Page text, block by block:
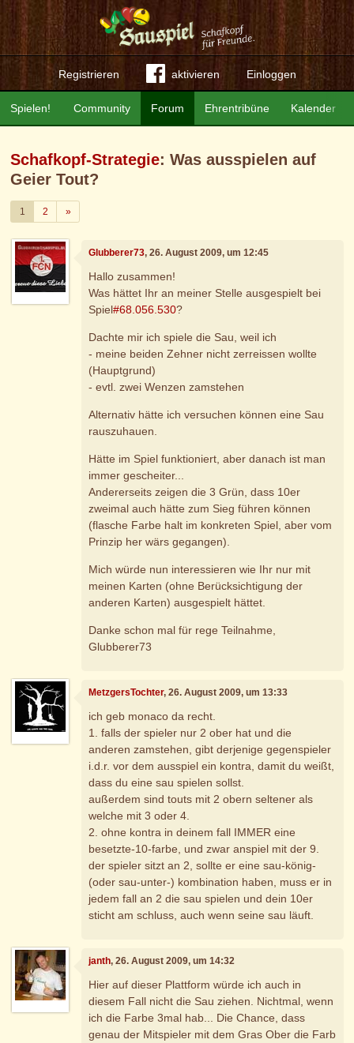
Registrieren aktivieren Einloggen
Community Forum Ehrentribüne Kalender
Spielen!
Schafkopf-Strategie: Was ausspielen auf
Geier Tout?
1 2 »Weiter
Glubberer73, 26. August 2009, um 12:45
Hallo zusammen!
Was hättet Ihr an meiner Stelle ausgespielt bei
Spiel#68.056.530?
Dachte mir ich spiele die Sau, weil ich
- meine beiden Zehner nicht zerreissen wollte
(Hauptgrund)
- evtl. zwei Wenzen zamstehen
Alternativ hätte ich versuchen können eine Sau
rauszuhauen.
Hätte im Spiel funktioniert, aber danach ist man
immer gescheiter...
Andererseits zeigen die 3 Grün, dass 10er
zweimal auch hätte zum Sieg führen können
(flasche Farbe halt im konkreten Spiel, aber vom
Prinzip her wärs gegangen).
Mich würde nun interessieren wie Ihr nur mit
meinen Karten (ohne Berücksichtigung der
anderen Karten) ausgespielt hättet.
Danke schon mal für rege Teilnahme,
Glubberer73
MetzgersTochter, 26. August 2009, um 13:33
ich geb monaco da recht.
1. falls der spieler nur 2 ober hat und die
anderen zamstehen, gibt derjenige gegenspieler
i.d.r. vor dem ausspiel ein kontra, damit du weißt,
dass du eine sau spielen sollst.
außerdem sind touts mit 2 obern seltener als
welche mit 3 oder 4.
2. ohne kontra in deinem fall IMMER eine
besetzte-10-farbe, und zwar anspiel mit der 9.
der spieler sitzt an 2, sollte er eine sau-könig-
(oder sau-unter-) kombination haben, muss er in
jedem fall an 2 die sau spielen und dein 10er
sticht am schluss, auch wenn seine sau läuft.
janth, 26. August 2009, um 14:32
Hier auf dieser Plattform würde ich auch in
diesem Fall nicht die Sau ziehen. Nichtmal, wenn
ich die Farbe 3mal hab... Die Chance, dass
genau der Mitspieler mit dem Gras Ober die Farb